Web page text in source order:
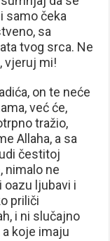
samo čeka
sa
tvog srca. Ne
vjeruj mi!
on te neće
već će,
tražio,
Allaha, a sa
čestitoj
nimalo ne
ljubavi i
priliči
i ni slučajno
koje imaju